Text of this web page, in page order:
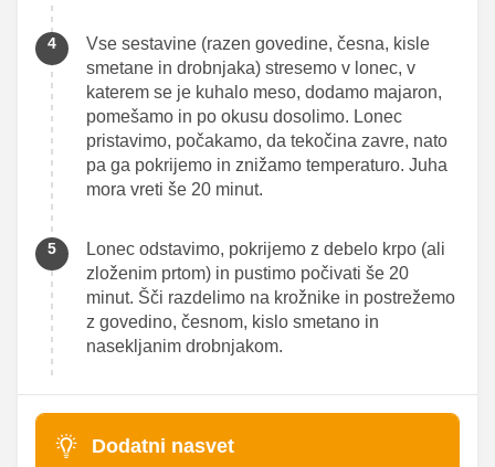
Vse sestavine (razen govedine, česna, kisle
smetane in drobnjaka) stresemo v lonec, v
katerem se je kuhalo meso, dodamo majaron,
pomešamo in po okusu dosolimo. Lonec
pristavimo, počakamo, da tekočina zavre, nato
pa ga pokrijemo in znižamo temperaturo. Juha
mora vreti še 20 minut.
Lonec odstavimo, pokrijemo z debelo krpo (ali
zloženim prtom) in pustimo počivati še 20
minut. Šči razdelimo na krožnike in postrežemo
z govedino, česnom, kislo smetano in
nasekljanim drobnjakom.
Dodatni nasvet